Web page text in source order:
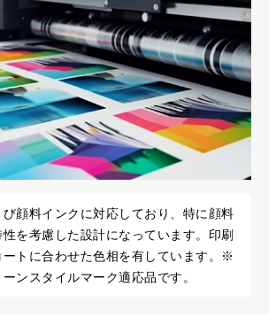
顔料インクに対応しており、特に顔料
を考慮した設計になっています。印刷
ートに合わせた色相を有しています。※
ンスタイルマーク適応品です。